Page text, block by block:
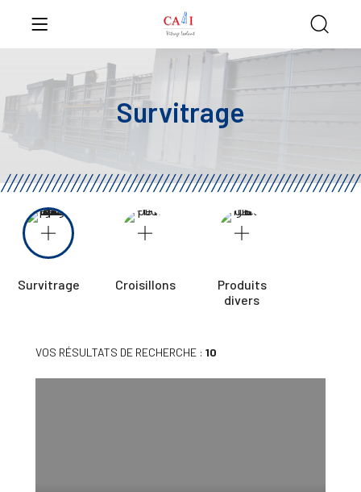
Survitrage
Survitrage Croisillons
Produits
divers
VOS RÉSULTATS DE RECHERCHE : 10